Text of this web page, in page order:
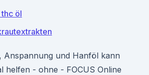
öl
Anspannung und Hanföl kann
helfen - ohne - FOCUS Online